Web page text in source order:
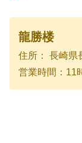
龍勝楼
住所： 長崎県
営業時間：11